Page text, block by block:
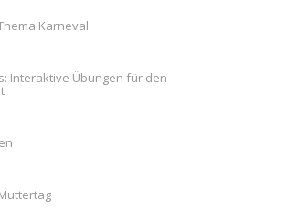
Karneval
Interaktive Übungen für den